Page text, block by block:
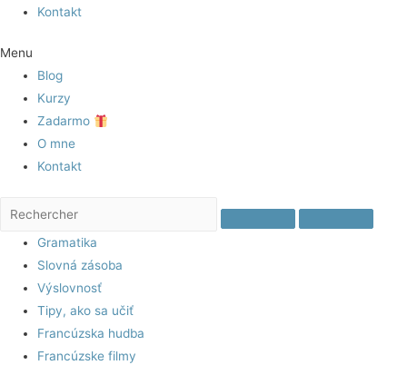
Kontakt
Menu
Blog
Kurzy
Zadarmo
O mne
Kontakt
Gramatika
Slovná zásoba
Výslovnosť
Tipy, ako sa učiť
Francúzska hudba
Francúzske filmy